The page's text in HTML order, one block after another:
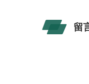
留